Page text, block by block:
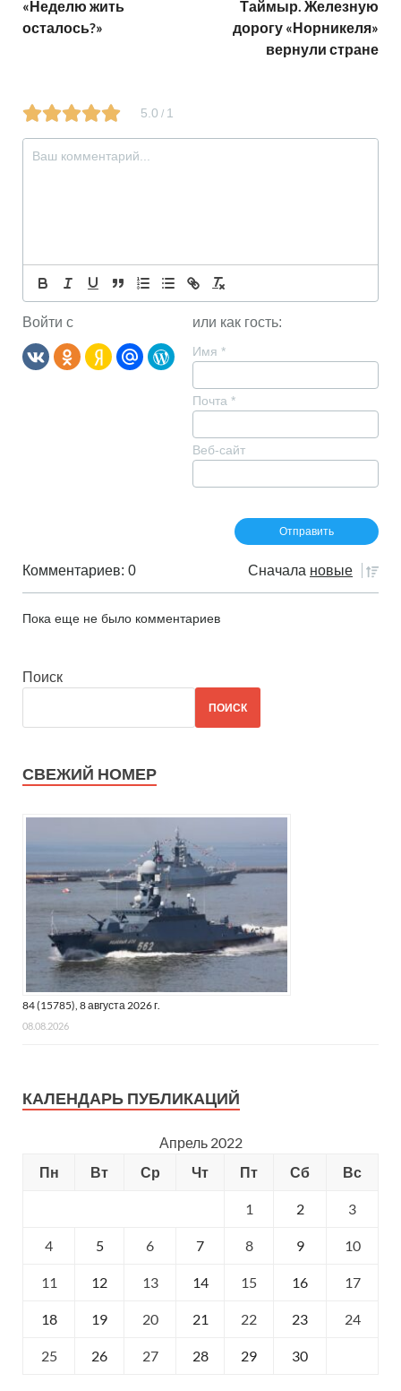
«Неделю жить
осталось?»
Таймыр. Железную
дорогу «Норникеля»
вернули стране
5.0 / 1
Войти с или как гость:
Имя *
Почта *
Веб-сайт
Комментариев: 0 Сначала новые
Пока еще не было комментариев
Поиск
ПОИСК
СВЕЖИЙ НОМЕР
84 (15785), 8 августа 2026 г.
08.08.2026
КАЛЕНДАРЬ ПУБЛИКАЦИЙ
Апрель 2022
Пн
Вт Ср Чт Пт Сб Вс
1 2 3
4 5 6 7 8 9 10
11 12 13 14 15 16 17
18 19 20 21 22 23 24
25 26 27 28 29 30